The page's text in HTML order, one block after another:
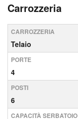
Carrozzeria
CARROZZERIA
Telaio
PORTE
4
POSTI
6
CAPACITÀ SERBATOIO